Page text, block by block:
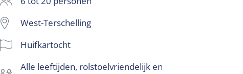
West-Terschelling
Huifkartocht
alle leeftijden, rolstoelvriendelijk en